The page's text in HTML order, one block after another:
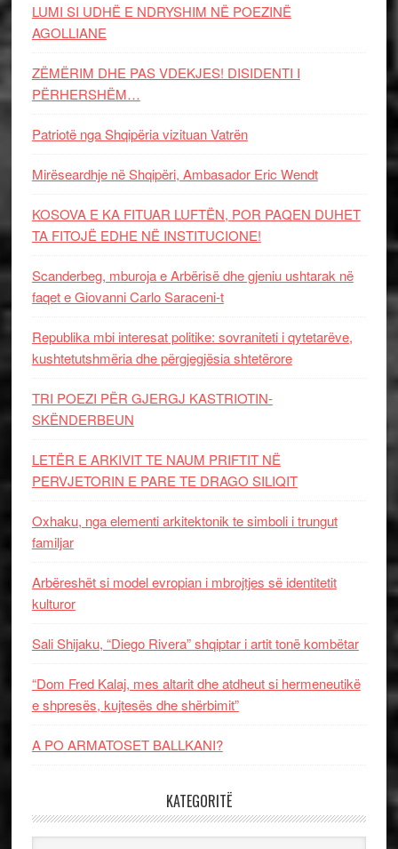
LUMI SI UDHË E NDRYSHIM NË POEZINË
AGOLLIANE
ZËMËRIM DHE PAS VDEKJES! DISIDENTI I
PËRHERSHËM…
Patriotë nga Shqipëria vizituan Vatrën
Mirëseardhje në Shqipëri, Ambasador Eric Wendt
KOSOVA E KA FITUAR LUFTËN, POR PAQEN DUHET
TA FITOJË EDHE NË INSTITUCIONE!
Scanderbeg, mburoja e Arbërisë dhe gjeniu ushtarak në
faqet e Giovanni Carlo Saraceni-t
Republika mbi interesat politike: sovraniteti i qytetarëve,
kushtetutshmëria dhe përgjegjësia shtetërore
TRI POEZI PËR GJERGJ KASTRIOTIN-
SKËNDERBEUN
LETËR E ARKIVIT TE NAUM PRIFTIT NË
PERVJETORIN E PARE TE DRAGO SILIQIT
Oxhaku, nga elementi arkitektonik te simboli i trungut
familjar
Arbëreshët si model evropian i mbrojtjes së identitetit
kulturor
Sali Shijaku, “Diego Rivera” shqiptar i artit tonë kombëtar
“Dom Fred Kalaj, mes altarit dhe atdheut si hermeneutikë
e shpresës, kujtesës dhe shërbimit”
A PO ARMATOSET BALLKANI?
KATEGORITË